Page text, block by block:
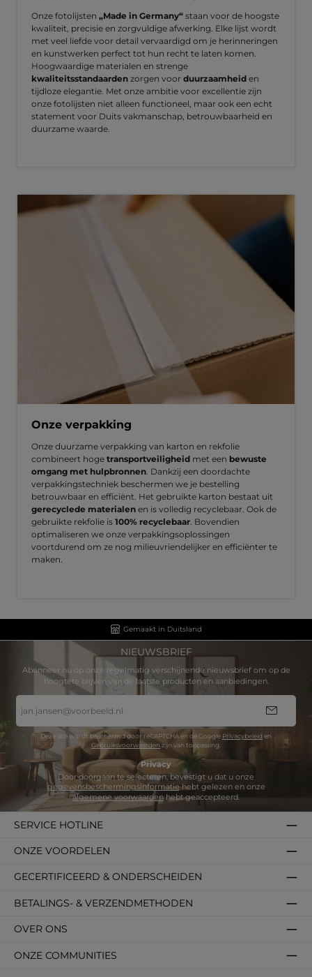
Onze fotolijsten „Made in Germany“ staan voor de hoogste
kwaliteit, precisie en zorgvuldige afwerking. Elke lijst wordt
met veel liefde voor detail vervaardigd om je herinneringen
en kunstwerken perfect tot hun recht te laten komen.
Hoogwaardige materialen en strenge
kwaliteitsstandaarden zorgen voor duurzaamheid en
tijdloze elegantie. Met onze ambitie voor excellentie zijn
onze fotolijsten niet alleen functioneel, maar ook een echt
statement voor Duits vakmanschap, betrouwbaarheid en
duurzame waarde.
Onze verpakking
Onze duurzame verpakking van karton en rekfolie
combineert hoge transportveiligheid met een bewuste
omgang met hulpbronnen. Dankzij een doordachte
verpakkingstechniek beschermen we je bestelling
betrouwbaar en efficiënt. Het gebruikte karton bestaat uit
gerecyclede materialen en is volledig recyclebaar. Ook de
gebruikte rekfolie is 100% recyclebaar. Bovendien
optimaliseren we onze verpakkingsoplossingen
voortdurend om ze nog milieuvriendelijker en efficiënter te
maken.
Gemaakt in Duitsland
NIEUWSBRIEF
Abonneer nu op onze regelmatig verschijnende nieuwsbrief om op de
hoogtete blijven van de laatste producten en aanbiedingen.
mailadres
*
Deze site wordt beschermd door reCAPTCHA en de Google Privacybeleid en
Gebruiksvoorwaarden zijn van toepassing.
Privacy
gegevensbeschermingsinformatie
algemene voorwaardenhebt geaccepteerd.
SERVICE HOTLINE
BETALINGS- & VERZENDMETHODEN
OVER ONS
GECERTIFICEERD & ONDERSCHEIDEN
ONZE VOORDELEN
ONZE COMMUNITIES